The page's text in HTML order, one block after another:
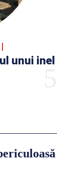
unui inel